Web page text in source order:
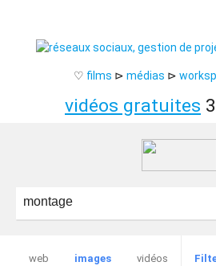
♡ films ⊳ médias ⊳
vidéos gratuites
web images vidéos